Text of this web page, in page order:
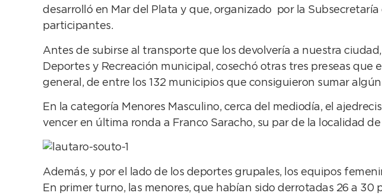
desarrolló en Mar del Plata y que, organizado por la
participantes.
Antes de subirse al transporte que los devolvería a nuestra
Deportes y Recreación municipal, cosechó otras tres preseas
general, de entre los 132 municipios que consiguieron sumar
En la categoría Menores Masculino, cerca del mediodía, el
vencer en última ronda a Franco Saracho, su par de la localidad de
Además, y por el lado de los deportes grupales, los equipos
En primer turno, las menores, que habían sido derrotadas 26 a